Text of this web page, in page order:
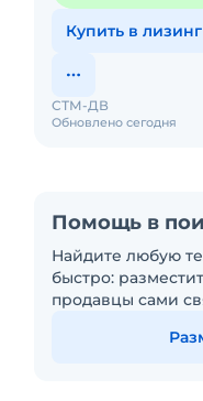
Купить в лизинг
Обновлено сегодня
СТМ-ДВ
Помощь в
Найдите любую
быстро:
продавцы сами